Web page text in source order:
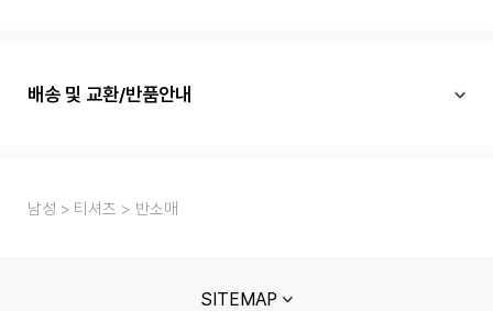
배송 및 교환/반품안내
남성 티셔츠 반소매
SITEMAP